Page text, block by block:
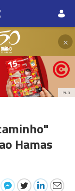
×
PUB
Hamas